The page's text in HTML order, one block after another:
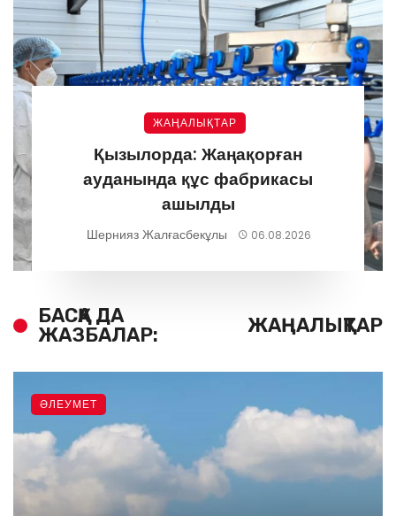
ЖАҢАЛЫҚТАР
Қызылорда: Жаңақорған
ауданында құс фабрикасы
ашылды
Шернияз Жалғасбекұлы 06.08.2026
БАСҚА ДА
ЖАЗБАЛАР:
ЖАҢАЛЫҚТАР
ӘЛЕУМЕТ